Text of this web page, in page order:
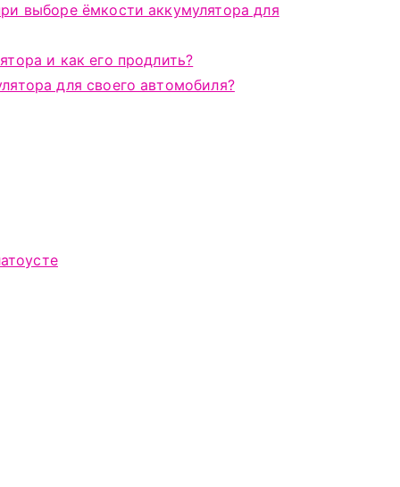
выборе ёмкости аккумулятора для
и как его продлить?
для своего автомобиля?